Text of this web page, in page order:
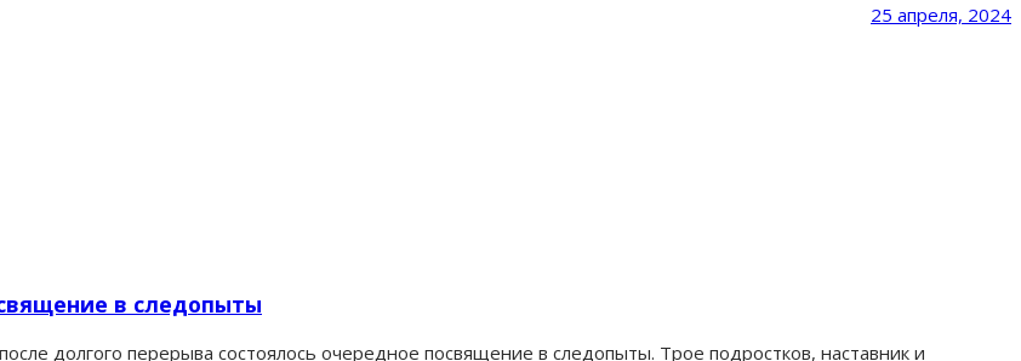
25 апреля, 2024
в следопыты
долгого перерыва состоялось очередное посвящение в следопыты. Трое подростков, наставник и